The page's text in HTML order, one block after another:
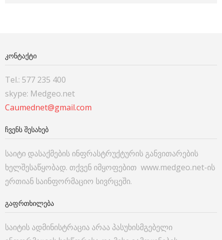
ᲙᲝᲜᲢᲐᲥᲢᲘ
Tel.: 577 235 400
skype: Medgeo.net
Caumednet@gmail.com
ᲩᲕᲔᲜᲡ ᲨᲔᲡᲐᲮᲔᲑ
საიტი დასაქმების ინფრასტრუქტურის განვითარების
ხელშესაწყობად. თქვენ იმყოფებით www.medgeo.net-ის
ერთიან საინფორმაციო სივრცეში.
ᲒᲐᲤᲠᲗᲮᲘᲚᲔᲑᲐ
საიტის ადმინისტრაცია არაა პასუხისმგებელი